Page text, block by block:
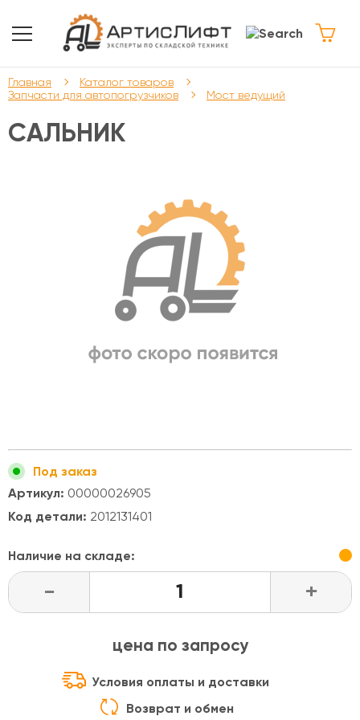
Главная
Каталог товаров
Запчасти для автопогрузчиков
Мост ведущий
САЛЬНИК
Под заказ
Артикул: 00000026905
Код детали: 2012131401
Наличие на складе:
- +
цена по запросу
Условия оплаты и доставки
Возврат и обмен